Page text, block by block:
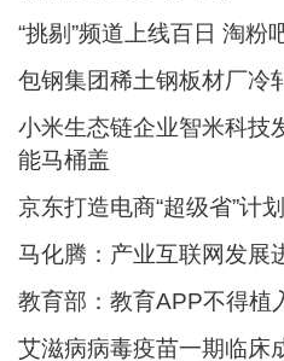
“挑剔”频道上线百日 淘粉
包钢集团稀土钢板材厂冷
小米生态链企业智米科技
能马桶盖
京东打造电商“超级省”计
马化腾：产业互联网发展
教育部：教育APP不得植
艾滋病病毒疫苗一期临床